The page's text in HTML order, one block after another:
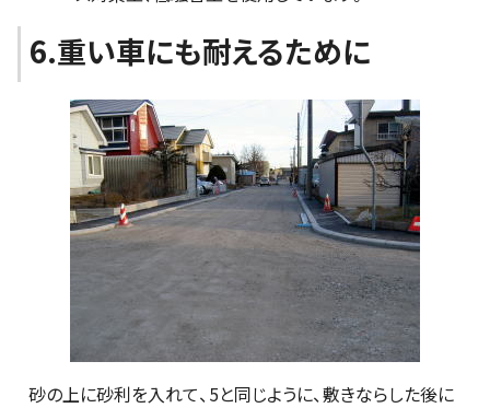
6.重い車にも耐えるために
砂の上に砂利を入れて、5と同じように、敷きならした後に